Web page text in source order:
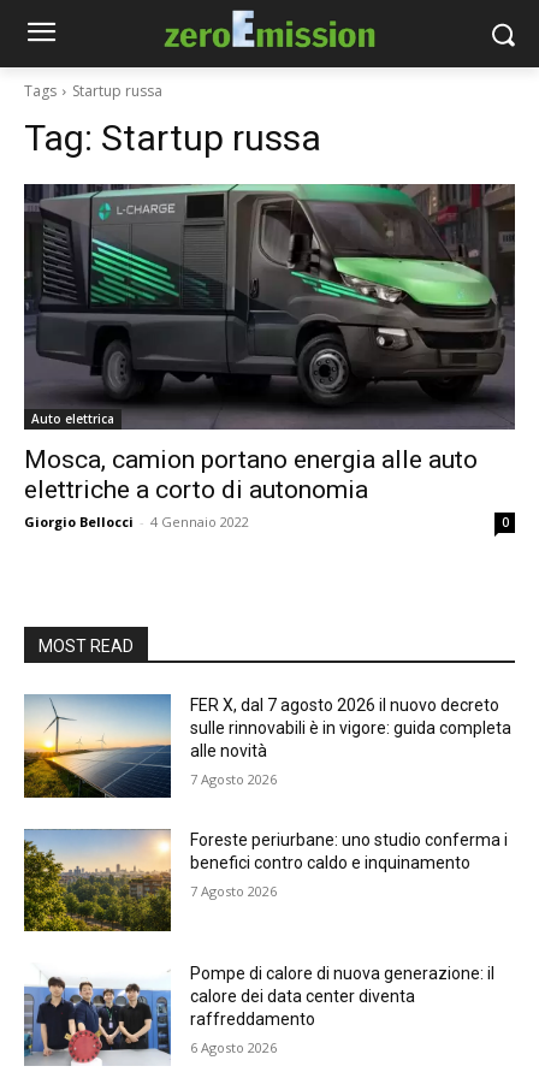
Tags Startup russa
Tag: Startup russa
Auto elettrica
Mosca, camion portano energia alle auto
elettriche a corto di autonomia
Giorgio Bellocci - 4 Gennaio 2022 0
MOST READ
FER X, dal 7 agosto 2026 il nuovo decreto
sulle rinnovabili è in vigore: guida completa
alle novità
7 Agosto 2026
Foreste periurbane: uno studio conferma i
benefici contro caldo e inquinamento
7 Agosto 2026
Pompe di calore di nuova generazione: il
calore dei data center diventa
raffreddamento
6 Agosto 2026